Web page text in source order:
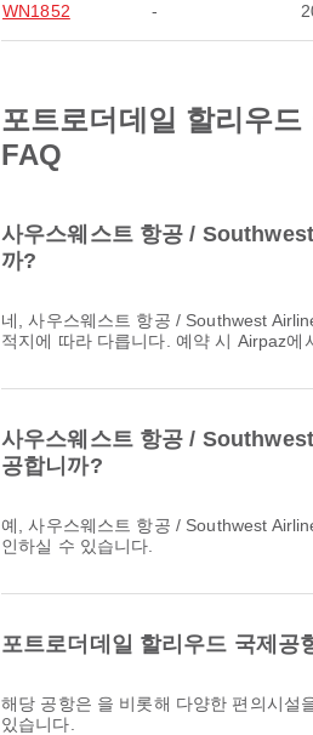
WN1852 -
포트로더데일 할리우
FAQ
사우스웨스트 항공 /
까?
네, 사우스웨스트 항공 / Southwest Airlines은 포트로더데일 할리우드 국제공항에서 출발하는 국내 & 국제 항공편에 수하물 허용량을 제공합니다. 세부 내용은 항공권 종류와 목
적지에 따라 다릅니다. 예약 시 Airpaz에
사우스웨스트 항공 /
공합니까?
예, 사우스웨스트 항공 / Southwest Airlines 은 (는) 포트로더데일 할리우드 국제공항 발 항공편에 대한 온라인 체크인을 제공하므로 당사 플랫폼을 통해 항공편을 편리하게 체크
인하실 수 있습니다.
포트로더데일 할리우드 국제공
해당 공항은 을 비롯해 다양한 편의시
있습니다.